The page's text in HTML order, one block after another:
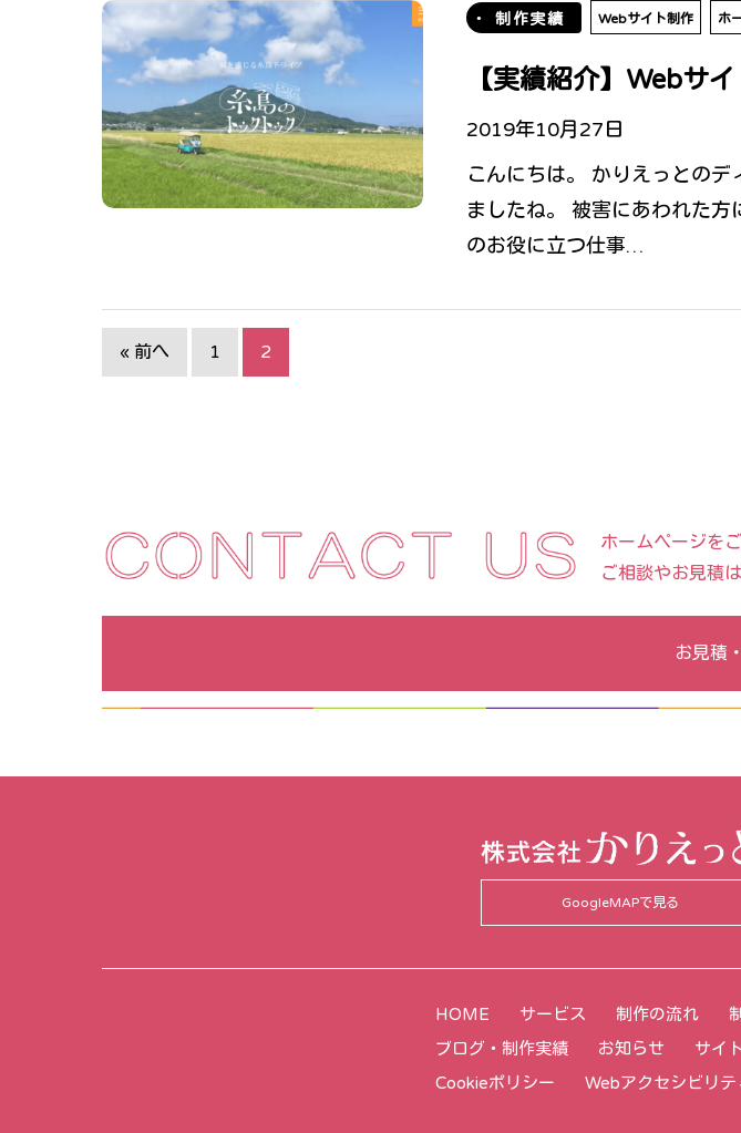
制作実績 Webサイト制作 ホ
【実績紹介】Webサ
2019年10月27日
こんにちは。 かりえっとの
ましたね。 被害にあわれた
のお役に立つ仕事…
« 前へ 1 2
ホームページを
ご相談やお見積
お見積
GoogleMAPで見る
HOME サービス 制作の流れ
ブログ・制作実績
お知らせ サイ
Cookieポリシー
Webアクセシビリテ